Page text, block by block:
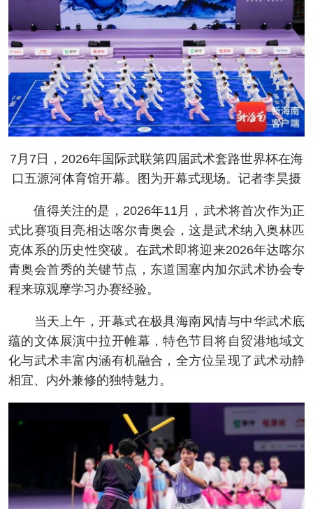
7月7日，2026年国际武联第四届武术套路世界杯在海
口五源河体育馆开幕。图为开幕式现场。记者李昊摄
值得关注的是，2026年11月，武术将首次作为正
式比赛项目亮相达喀尔青奥会，这是武术纳入奥林匹
克体系的历史性突破。在武术即将迎来2026年达喀尔
青奥会首秀的关键节点，东道国塞内加尔武术协会专
程来琼观摩学习办赛经验。
当天上午，开幕式在极具海南风情与中华武术底
蕴的文体展演中拉开帷幕，特色节目将自贸港地域文
化与武术丰富内涵有机融合，全方位呈现了武术动静
相宜、内外兼修的独特魅力。